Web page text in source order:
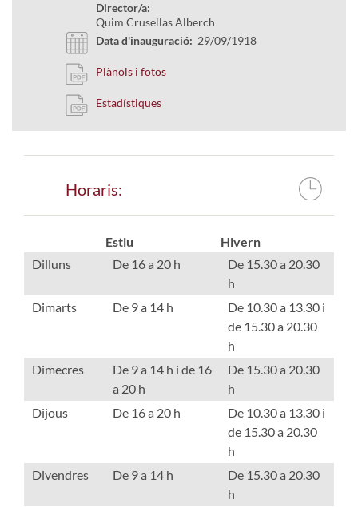
Director/a:
Quim Crusellas Alberch
Data d'inauguració: 29/09/1918
Plànols i fotos
Estadístiques
Horaris:
Estiu
Hivern
Dilluns
De 16 a 20 h
De 15.30 a 20.30
h
Dimarts
De 9 a 14 h
De 10.30 a 13.30 i
de 15.30 a 20.30
h
Dimecres
De 9 a 14 h i de 16
a 20 h
De 15.30 a 20.30
h
Dijous
De 16 a 20 h
De 10.30 a 13.30 i
de 15.30 a 20.30
h
Divendres
De 9 a 14 h
De 15.30 a 20.30
h